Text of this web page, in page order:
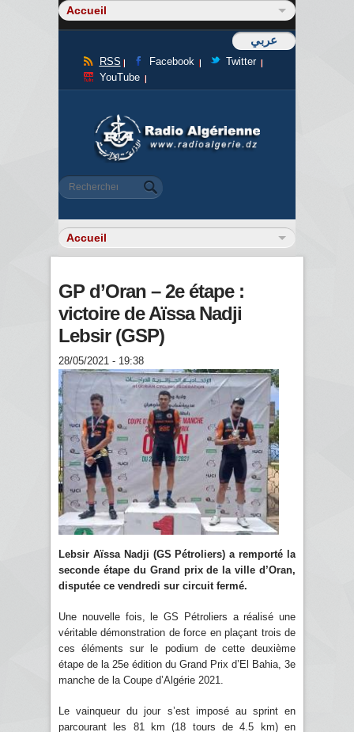
عربي
RSS Facebook
Twitter
YouTube
Formulaire de recherche
Rechercher
GP d’Oran – 2e étape :
victoire de Aïssa Nadji
Lebsir (GSP)
28/05/2021 - 19:38
Lebsir Aïssa Nadji (GS Pétroliers) a remporté la
seconde étape du Grand prix de la ville d’Oran,
disputée ce vendredi sur circuit fermé.
Une nouvelle fois, le GS Pétroliers a réalisé une
véritable démonstration de force en plaçant trois de
ces éléments sur le podium de cette deuxième
étape de la 25e édition du Grand Prix d’El Bahia, 3e
manche de la Coupe d’Algérie 2021.
Le vainqueur du jour s’est imposé au sprint en
parcourant les 81 km (18 tours de 4.5 km) en